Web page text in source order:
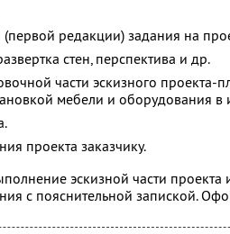
(первой редакции) задания на
стен, перспектива и др.
части эскизного проекта-
мебели и оборудования в
проекта заказчику.
эскизной части проекта
с пояснительной запиской.